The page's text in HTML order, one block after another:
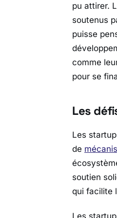
pu attirer.
soutenus
puisse
comme
pour se
Les
Les
de
soutien
qui facilite